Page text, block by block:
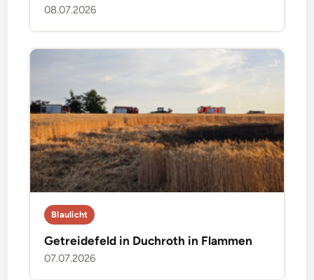
08.07.2026
Blaulicht
Getreidefeld in Duchroth in Flammen
07.07.2026